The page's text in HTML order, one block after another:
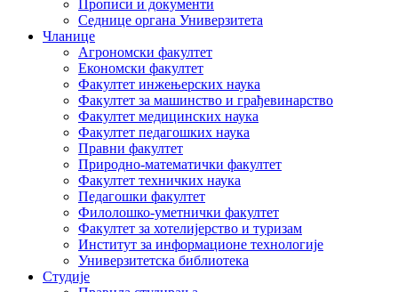
Прописи и документи
Седнице органа Универзитета
Чланице
Агрономски факултет
Економски факултет
Факултет инжењерских наука
Факултет за машинство и грађевинарство
Факултет медицинских наука
Факултет педагошких наука
Правни факултет
Природно-математички факултет
Факултет техничких наука
Педагошки факултет
Филолошко-уметнички факултет
Факултет за хотелијерство и туризам
Институт за информационе технологије
Универзитетска библиотека
Студије